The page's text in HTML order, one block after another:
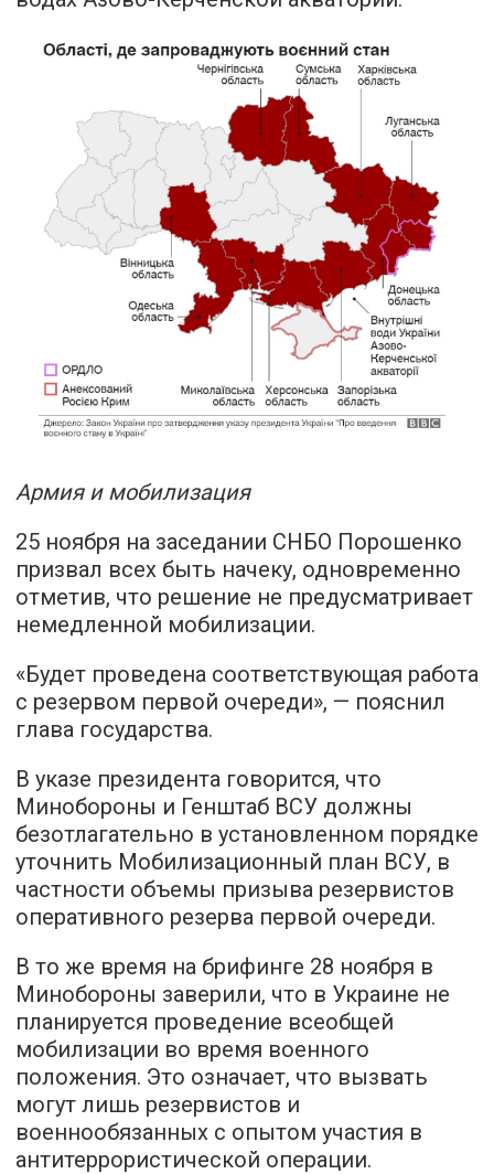
Армия и мобилизация
25 ноября на заседании СНБО Порошенко
призвал всех быть начеку, одновременно
отметив, что решение не предусматривает
немедленной мобилизации.
«Будет проведена соответствующая работа
с резервом первой очереди», — пояснил
глава государства.
В указе президента говорится, что
Минобороны и Генштаб ВСУ должны
безотлагательно в установленном порядке
уточнить Мобилизационный план ВСУ, в
частности объемы призыва резервистов
оперативного резерва первой очереди.
В то же время на брифинге 28 ноября в
Минобороны заверили, что в Украине не
планируется проведение всеобщей
мобилизации во время военного
положения. Это означает, что вызвать
могут лишь резервистов и
военнообязанных с опытом участия в
антитеррористической операции.